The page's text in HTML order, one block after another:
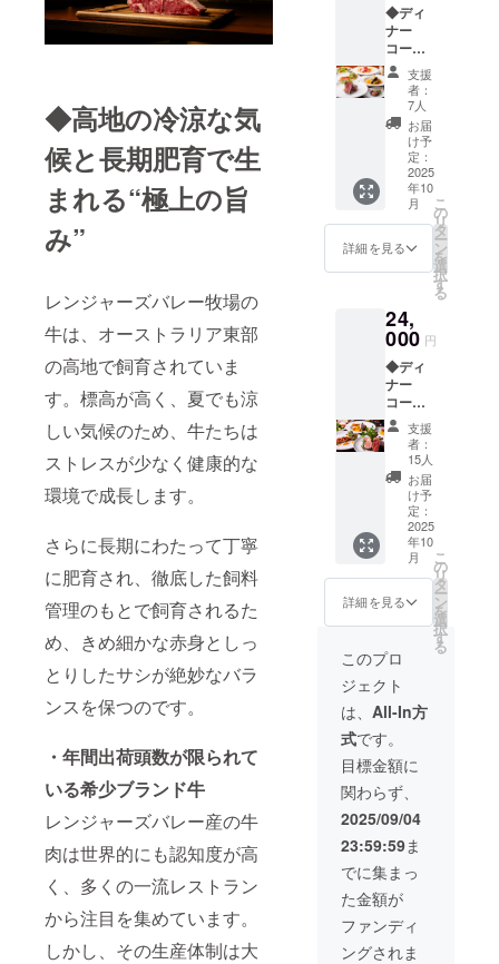
◆高地の冷涼な気
候と長期肥育で生
まれる“極上の旨
み”
レンジャーズバレー牧場の
牛は、オーストラリア東部
の高地で飼育されていま
す。標高が高く、夏でも涼
しい気候のため、牛たちは
ストレスが少なく健康的な
環境で成長します。
さらに長期にわたって丁寧
に肥育され、徹底した飼料
管理のもとで飼育されるた
め、きめ細かな赤身としっ
とりしたサシが絶妙なバラ
ンスを保つのです。
・年間出荷頭数が限られて
いる希少ブランド牛
レンジャーズバレー産の牛
肉は世界的にも認知度が高
く、多くの一流レストラン
から注目を集めています。
しかし、その生産体制は大
◆ディ
ナー
コース
Ａ（2名
様） リ
ターン
3,000円
お食事
券（有
効期
限：
2025年
9月1日
から
2025年
11月30
サーロ
イン200
ｇをメ
インに
した
コース
支援
者：
7人
お届
け予
定：
2025
年10
月
詳細を見る
こ
の
リ
タ
ー
ン
を
選
択
す
る
24,
000 円
◆ディ
ナー
コース
Ｂ（2名
様） リ
ターン
3,000円
お食事
券（有
効期
限：
2025年
9月1日
から
2025年
11月30
日） RV
サーロ
イン150
ｇとラ
ムラッ
ク約160
ｇをメ
インに
した
コース
支援
者：
15人
お届
け予
定：
2025
年10
月
詳細を見る
こ
の
リ
タ
ー
ン
を
選
択
す
る
このプロ
ジェクト
は、 All-In方
式です。
目標金額に
関わらず、
2025/09/04
23:59:59ま
でに集まっ
た金額が
ファンディ
ングされま